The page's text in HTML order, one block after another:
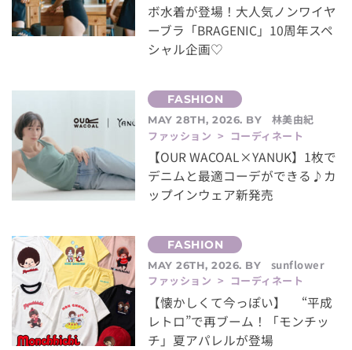
ボ水着が登場！大人気ノンワイヤ
ーブラ「BRAGENIC」10周年スペ
シャル企画♡
MAY 28TH, 2026. BY
林美由紀
ファッション > コーディネート
【OUR WACOAL×YANUK】1枚で
デニムと最適コーデができる♪カ
ップインウェア新発売
MAY 26TH, 2026. BY
sunflower
ファッション > コーディネート
【懐かしくて今っぽい】 “平成
レトロ”で再ブーム！「モンチッ
チ」夏アパレルが登場